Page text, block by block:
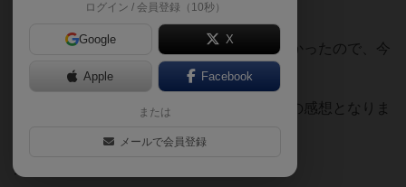
2人でプレイでの感想です。
前作の「真紅のアンティーク」がとても良かったので、今
作にも期待して購入しました。
ネタバレはもちろん出来ないので、比べての感想となりま
推理レベルは難しい方になると思います。
ログイン / 会員登録（10秒）
Google X
Apple Facebook
または
メールで会員登録